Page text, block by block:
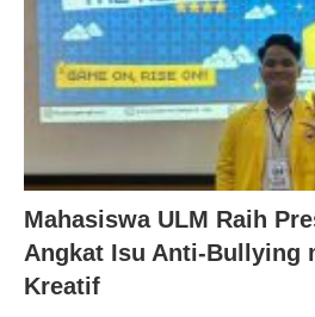
Mahasiswa ULM Raih
Angkat Isu Anti-Bullying
Kreatif